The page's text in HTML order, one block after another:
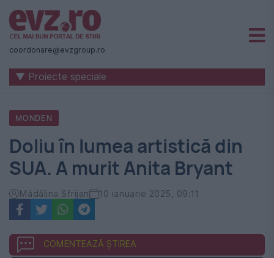
Știri
naționale
internaționale
România
-
Evenimentul
Zilei
coordonare@evzgroup.ro
▼ Proiecte speciale
MONDEN
Doliu în lumea artistică din
SUA. A murit Anita Bryant
Mădălina Sfrijan 10 ianuarie 2025, 09:11
COMENTEAZĂ ȘTIREA